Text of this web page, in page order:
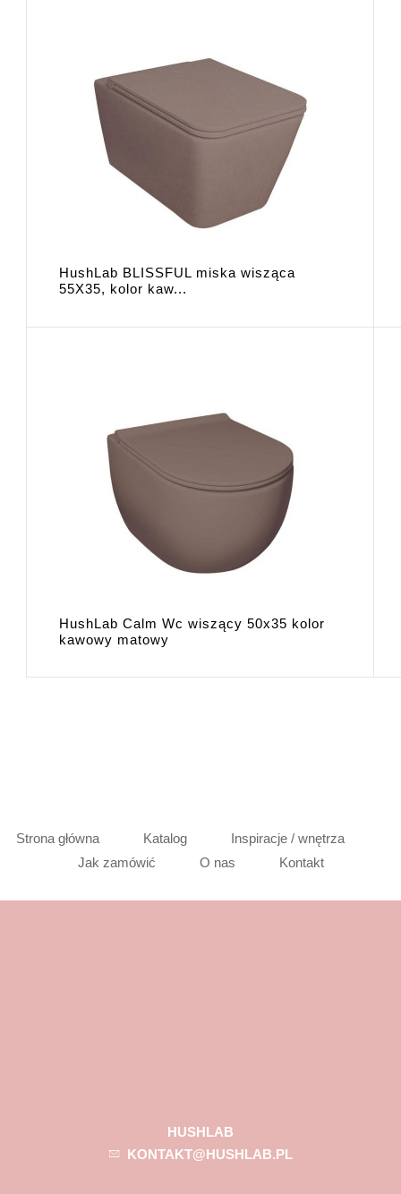
HushLab BLISSFUL miska wisząca
55X35, kolor kaw...
HushLab Calm Wc wiszący 50x35 kolor
kawowy matowy
Strona główna Katalog
Inspiracje / wnętrza
Jak zamówić
O nas Kontakt
HUSHLAB
KONTAKT@HUSHLAB.PL